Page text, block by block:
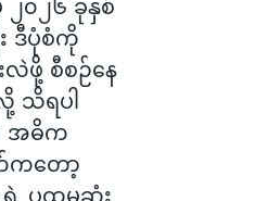
၂၀၂၆ ခုနှစ်
ဒီပုံစံကို
းလဲဖို့ စီစဉ်နေ
သိရပါ
အဓိက
ကတော့